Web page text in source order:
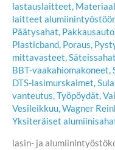
lastauslaitteet,
laitteet
Päätysahat,
Plasticband, Poraus,
mittavasteet,Säteissahat
BBT-vaakahiomakoneet,
DTS-lasimurskaimet,
vanteutus,Työpöydät,
Vesileikkuu,Wagner
Yksiteräiset
lasin- ja